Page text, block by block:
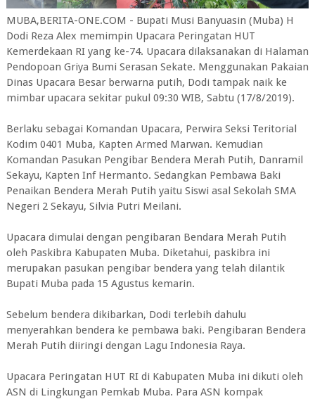
MUBA,BERITA-ONE.COM - Bupati Musi Banyuasin (Muba) H
Dodi Reza Alex memimpin Upacara Peringatan HUT
Kemerdekaan RI yang ke-74. Upacara dilaksanakan di Halaman
Pendopoan Griya Bumi Serasan Sekate. Menggunakan Pakaian
Dinas Upacara Besar berwarna putih, Dodi tampak naik ke
mimbar upacara sekitar pukul 09:30 WIB, Sabtu (17/8/2019).
Berlaku sebagai Komandan Upacara, Perwira Seksi Teritorial
Kodim 0401 Muba, Kapten Armed Marwan. Kemudian
Komandan Pasukan Pengibar Bendera Merah Putih, Danramil
Sekayu, Kapten Inf Hermanto. Sedangkan Pembawa Baki
Penaikan Bendera Merah Putih yaitu Siswi asal Sekolah SMA
Negeri 2 Sekayu, Silvia Putri Meilani.
Upacara dimulai dengan pengibaran Bendara Merah Putih
oleh Paskibra Kabupaten Muba. Diketahui, paskibra ini
merupakan pasukan pengibar bendera yang telah dilantik
Bupati Muba pada 15 Agustus kemarin.
Sebelum bendera dikibarkan, Dodi terlebih dahulu
menyerahkan bendera ke pembawa baki. Pengibaran Bendera
Merah Putih diiringi dengan Lagu Indonesia Raya.
Upacara Peringatan HUT RI di Kabupaten Muba ini dikuti oleh
ASN di Lingkungan Pemkab Muba. Para ASN kompak